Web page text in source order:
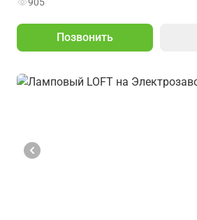
905
Позвонить